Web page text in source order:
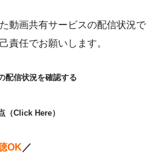
動画共有サービスの配信状況で
責任でお願いします。
配信状況を確認する
（Click Here）
OK ／